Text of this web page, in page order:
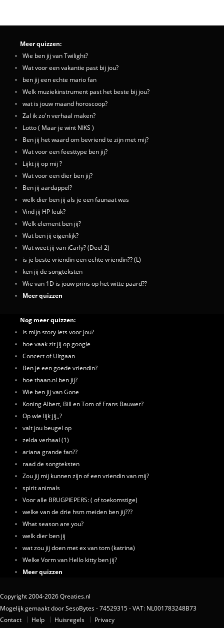
Meer quizzen:
Wie ben jij van Twilight?
Wat voor een vakantie past bij jou?
ben jij een echte mario fan
Welk muziekinstrument past het beste bij jou?
wat is jouw maand horoscoop?
Zal ik zo'n verhaal maken?
Lotto ( Maar je wint NIKS )
Ben jij het waard om bevriend te zijn met mij?
Wat voor een feesttype ben jij?
Lijkt jij op mij ?
Wat voor een dier ben jij?
Ben jij aardappel?
welk dier ben jij als je een faunaat was
Vind jij HP leuk?
Welk element ben jij?
Wat ben jij eigenlijk?
Wat weet jij van iCarly? (Deel 2)
is je beste vriendin een echte vriendin?? (L)
ken jij de songteksten
Wie van 1D is jouw prins op het witte paard??
Meer quizzen
Nog meer quizzen:
is mijn story iets voor jou?
hoe vaak zit jij op google
Concert of Uitgaan
Ben je een goede vriendin?
hoe thaan.nl ben jij?
Wie ben jij van Gone
Koning Albert, Bill en Tom of Frans Bauwer?
Op wie lijk jij,,?
valt jou beugel op
zelda verhaal (1)
ariana grande fan??
raad de songteksten
Zou jij mij kunnen zijn of een vriendin van mij?
spirit animals
Voor alle BRUGPIEPERS: ( of toekomstige)
welke van de drie hsm meiden ben jij???
What season are you?
welk dier ben jij
wat zou jij doen met ex van tom (katrina)
Welke Vorm van Hello kitty ben jij?
Meer quizzen
Copyright 2004-2026 Qreaties.nl
Mogelijk gemaakt door SesoBytes - 74529315 - VAT: NL001783248B73
Contact
Help Huisregels Privacy